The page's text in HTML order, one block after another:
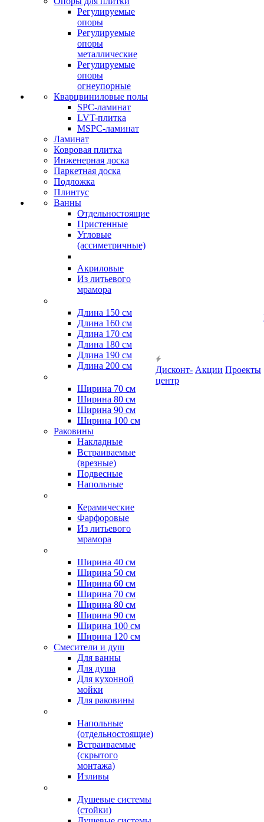
Регулируемые
опоры
Регулируемые
опоры
металлические
Регулируемые
опоры
огнеупорные
Кварцвиниловые полы
SPC-ламинат
LVT-плитка
MSPC-ламинат
Ламинат
Ковровая плитка
Инженерная доска
Паркетная доска
Подложка
Плинтус
Ванны
Отдельностоящие
Пристенные
Угловые
(ассиметричные)
Акриловые
Из литьевого
мрамора
Длина 150 см
Длина 160 см
Длина 170 см
Длина 180 см
Длина 190 см
Длина 200 см
Ширина 70 см
Ширина 80 см
Ширина 90 см
Ширина 100 см
Раковины
Накладные
Встраиваемые
(врезные)
Подвесные
Напольные
Керамические
Фарфоровые
Из литьевого
мрамора
Ширина 40 см
Ширина 50 см
Ширина 60 см
Ширина 70 см
Ширина 80 см
Ширина 90 см
Ширина 100 см
Ширина 120 см
Смесители и душ
Для ванны
Для душа
Для кухонной
мойки
Для раковины
Напольные
(отдельностоящие)
Встраиваемые
(скрытого
монтажа)
Изливы
Душевые системы
(стойки)
Дисконт-
центр
Акции Проекты